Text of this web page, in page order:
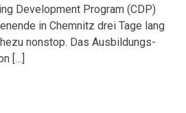
Development Program (CDP)
in Chemnitz drei Tage lang
nonstop. Das Ausbildungs-
[…]